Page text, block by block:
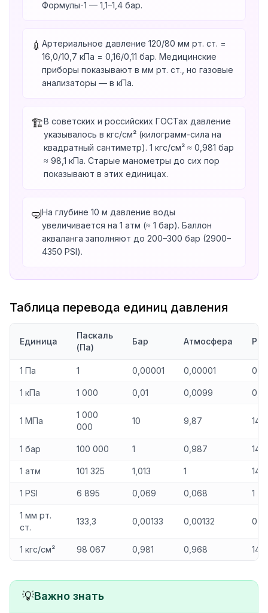
Формулы-1 — 1,1–1,4 бар.
💉 Артериальное давление 120/80 мм рт. ст. =
16,0/10,7 кПа = 0,16/0,11 бар. Медицинские
приборы показывают в мм рт. ст., но газовые
анализаторы — в кПа.
🏗️В советских и российских ГОСТах давление
указывалось в кгс/см² (килограмм-сила на
квадратный сантиметр). 1 кгс/см² ≈ 0,981 бар
≈ 98,1 кПа. Старые манометры до сих пор
показывают в этих единицах.
🤿На глубине 10 м давление воды
увеличивается на 1 атм (≈ 1 бар). Баллон
акваланга заполняют до 200–300 бар (2900–
4350 PSI).
Таблица перевода единиц давления
Единица
Паскаль
(Па)
Бар Атмосфера PSI
1 Па 1 0,00001 0,00001
1 кПа 1 000 0,01 0,0099
1 МПа
1 000
000
10 9,87 145
1 бар 100 000 1 0,987 14,5
1 атм 101 325 1,013 1 14,7
1 PSI 6 895 0,069 0,068 1
1 мм рт.
ст.
133,3 0,00133 0,00132
1 кгс/см² 98 067 0,981 0,968 14,2
💡Важно знать